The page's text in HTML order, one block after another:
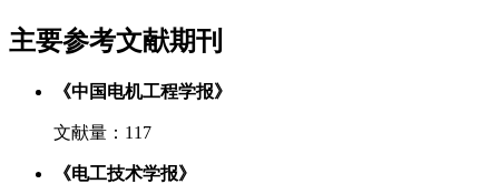
主要参考文献期刊
《中国电机工程学报》
文献量：117
《电工技术学报》